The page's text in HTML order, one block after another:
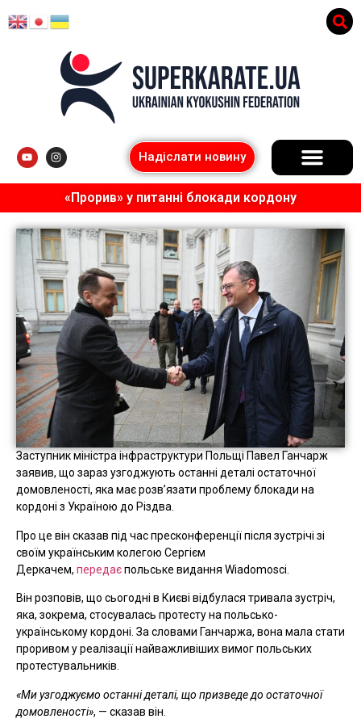
Надіслати новину
«Прорив» у питанні блокади кордону
Заступник міністра інфраструктури Польщі Павел Ганчарж
заявив, що зараз узгоджують останні деталі остаточної
домовленості, яка має розв’язати проблему блокади на
кордоні з Україною до Різдва.
Про це він сказав під час пресконференції після зустрічі зі
своїм українським колегою Сергієм
Деркачем, передаєпольське видання Wiadomosci.
Він розповів, що сьогодні в Києві відбулася тривала зустріч,
яка, зокрема, стосувалась протесту на польсько-
українському кордоні. За словами Ганчаржа, вона мала стати
проривом у реалізації найважливіших вимог польських
протестувальників.
«Ми узгоджуємо останні деталі, що призведе до остаточної
домовленості», — сказав він.